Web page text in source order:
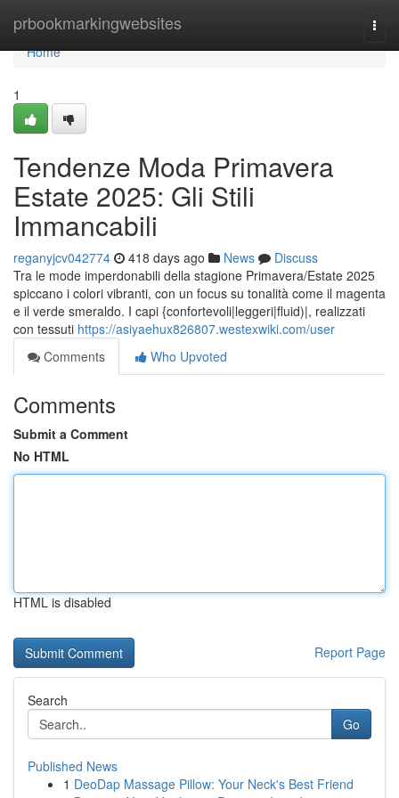
prbookmarkingwebsites
Home
Home
1
Tendenze Moda Primavera
Estate 2025: Gli Stili
Immancabili
reganyjcv042774 418 days ago News
Discuss
Tra le mode imperdonabili della stagione Primavera/Estate 2025
spiccano i colori vibranti, con un focus su tonalità come il magenta
e il verde smeraldo. I capi {confortevoli|leggeri|fluid)|, realizzati
con tessuti https://asiyaehux826807.westexwiki.com/user
Comments
Who Upvoted
Comments
Submit a Comment
No HTML
HTML is disabled
Report Page
Search
Go
Published News
1 DeoDap Massage Pillow: Your Neck's Best Friend